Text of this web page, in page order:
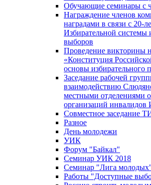
Обучающие семинары с
Награждение членов
наградами в связи с 20-
Избирательной системы
выборов
Проведение викторины
«Конституция
основы избирательного
Заседание рабочей
взаимодействию
местными отделениями
организаций инвалидов
Совместное заседание
Разное
День молодежи
УИК
Форум "Байкал"
Семинар УИК 2018
Семинар "Лига
Работы "Доступные